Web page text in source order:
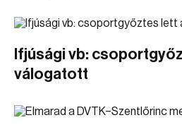
Ifjúsági vb:
válogatott